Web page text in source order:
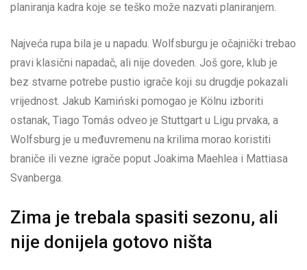
planiranja kadra koje se teško može nazvati planiranjem.
Najveća rupa bila je u napadu. Wolfsburgu je očajnički trebao
pravi klasični napadač, ali nije doveden. Još gore, klub je
bez stvarne potrebe pustio igrače koji su drugdje pokazali
vrijednost. Jakub Kamiński pomogao je Kölnu izboriti
ostanak, Tiago Tomás odveo je Stuttgart u Ligu prvaka, a
Wolfsburg je u međuvremenu na krilima morao koristiti
braniče ili vezne igrače poput Joakima Maehlea i Mattiasa
Svanberga.
Zima je trebala spasiti sezonu, ali
nije donijela gotovo ništa